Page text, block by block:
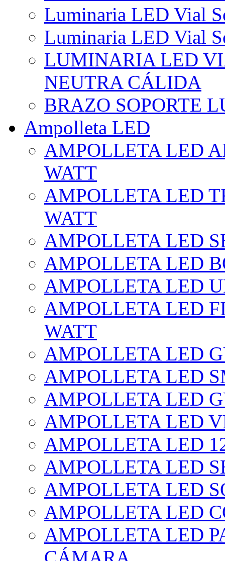
Luminaria LED Vial
Luminaria LED Vial
LUMINARIA LED
NEUTRA CÁLIDA
BRAZO SOPORTE
Ampolleta LED
AMPOLLETA LED
WATT
AMPOLLETA LED
WATT
AMPOLLETA LED
AMPOLLETA LED
AMPOLLETA LED
AMPOLLETA LED
WATT
AMPOLLETA LED
AMPOLLETA LED
AMPOLLETA LED
AMPOLLETA LED
AMPOLLETA LED
AMPOLLETA LED
AMPOLLETA LED
AMPOLLETA LED
AMPOLLETA LED